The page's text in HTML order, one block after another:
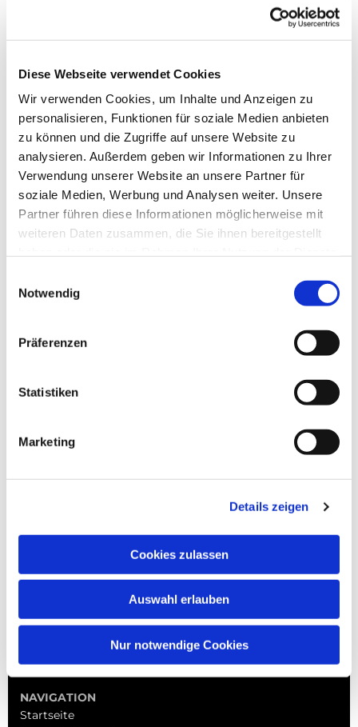
Diese Webseite verwendet Cookies
Wir verwenden Cookies, um Inhalte und Anzeigen zu
personalisieren, Funktionen für soziale Medien anbieten
zu können und die Zugriffe auf unsere Website zu
analysieren. Außerdem geben wir Informationen zu Ihrer
Verwendung unserer Website an unsere Partner für
soziale Medien, Werbung und Analysen weiter. Unsere
Partner führen diese Informationen möglicherweise mit
weiteren Daten zusammen, die Sie ihnen bereitgestellt
Notwendig
Präferenzen
Statistiken
Marketing
Details zeigen
Cookies zulassen
Auswahl erlauben
Nur notwendige Cookies
Dies könnte Sie auch
interessieren
NAVIGATION
Startseite